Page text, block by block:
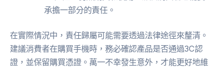
承擔一部分的責任。
在實際情況中，責任歸屬可能需要透過法律途徑來釐清。
建議消費者在購買手機時，務必確認產品是否通過3C認
證，並保留購買憑證。萬一不幸發生意外，才能更好地維